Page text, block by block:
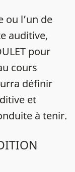
ou l’un de
auditive,
pour
cours
définir
et
à tenir.